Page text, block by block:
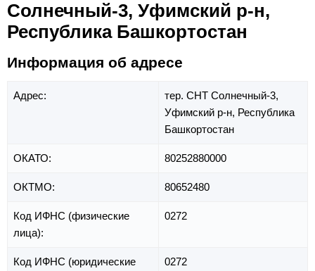
Солнечный-3, Уфимский р-н,
Республика Башкортостан
Информация об адресе
Адрес:
тер. СНТ Солнечный-3,
Уфимский р-н, Республика
Башкортостан
ОКАТО: 80252880000
ОКТМО: 80652480
Код ИФНС (физические
лица):
0272
Код ИФНС (юридические
0272